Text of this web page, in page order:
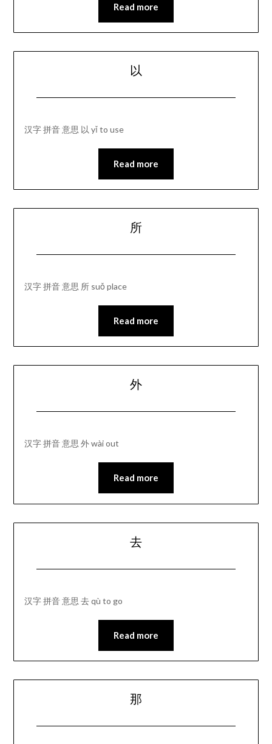
Read more
以
汉字 拼音 意思 以 yǐ to use
Read more
所
汉字 拼音 意思 所 suǒ place
Read more
外
汉字 拼音 意思 外 wài out
Read more
去
汉字 拼音 意思 去 qù to go
Read more
那